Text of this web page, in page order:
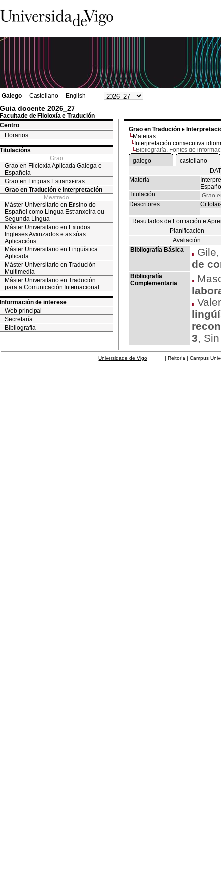
Galego Castellano English
Guia docente 2026_27
Facultade de Filoloxía e Tradución
Centro
Horarios
Titulacións
Grao
Grao en Filoloxía Aplicada Galega e
Española
Grao en Linguas Estranxeiras
Grao en Tradución e Interpretación
Mestrado
Máster Universitario en Ensino do
Español como Lingua Estranxeira ou
Segunda Lingua
Máster Universitario en Estudos
Ingleses Avanzados e as súas
Aplicacións
Máster Universitario en Lingüística
Aplicada
Máster Universitario en Tradución
Multimedia
Máster Universitario en Tradución
para a Comunicación Internacional
Información de interese
Web principal
Secretaría
Bibliografía
Grao en Tradución e
Materias
Interpretación consecutiva
Bibliografía. Fontes de
galego
castellano
Materia
Titulación
Grao
Descritores
Resultados de Formación e
Planificación
Avaliación
Bibliografía Básica
de
Bibliografía
Complementaria
3,
Universidade de Vigo | Reitoría | Campus